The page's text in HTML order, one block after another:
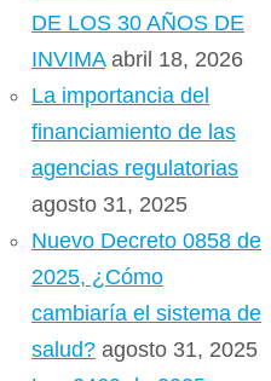
DE LOS 30 AÑOS DE
INVIMA abril 18, 2026
La importancia del
financiamiento de las
agencias regulatorias
agosto 31, 2025
Nuevo Decreto 0858 de
2025, ¿Cómo
cambiaría el sistema de
salud? agosto 31, 2025